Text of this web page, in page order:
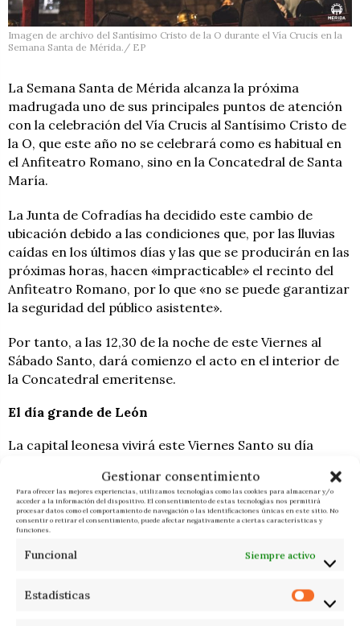
Gestionar consentimiento
Para ofrecer las mejores experiencias, utilizamos tecnologías como las cookies para almacenar y/o
acceder a la información del dispositivo. El consentimiento de estas tecnologías nos permitirá
procesar datos como el comportamiento de navegación o las identificaciones únicas en este sitio. No
consentir o retirar el consentimiento, puede afectar negativamente a ciertas características y
funciones.
Funcional Siempre activo
Estadísticas
Imagen de archivo del Santísimo Cristo de la O durante el Vía Crucis en la
Semana Santa de Mérida./ EP
La Semana Santa de Mérida alcanza la próxima
madrugada uno de sus principales puntos de atención
con la celebración del Vía Crucis al Santísimo Cristo de
la O, que este año no se celebrará como es habitual en
el Anfiteatro Romano, sino en la Concatedral de Santa
María.
La Junta de Cofradías ha decidido este cambio de
ubicación debido a las condiciones que, por las lluvias
caídas en los últimos días y las que se producirán en las
próximas horas, hacen «impracticable» el recinto del
Anfiteatro Romano, por lo que «no se puede garantizar
la seguridad del público asistente».
Por tanto, a las 12,30 de la noche de este Viernes al
Sábado Santo, dará comienzo el acto en el interior de
la Concatedral emeritense.
El día grande de León
La capital leonesa vivirá este Viernes Santo su día
procesionales, que comenzarán cuando ‘La Ronda’
llegue a su fin tras casi ocho horas en las que los
cofrades del Dulce Nombre de Jesús han llamado a los
ciudadanos a acudir a la procesión de ‘Los Pasos’.
‘Los Pasos’, con trece imágenes alumbradas por 4.000
personas, comenzará a las 7.15 horas y partirá de la
iglesia de Santa Nonia para continuar por Jardín San